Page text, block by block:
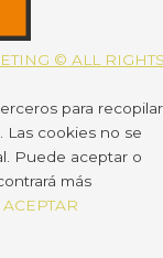
© ALL
para recopilar
Las cookies no se
Puede aceptar o
más
ACEPTAR